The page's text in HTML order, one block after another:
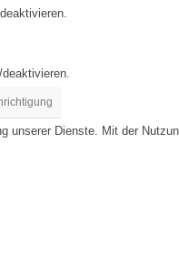
unserer Dienste. Mit der